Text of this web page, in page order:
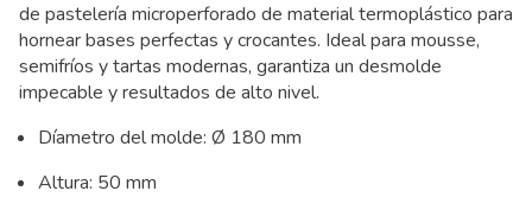
de pastelería microperforado de material termoplástico para
hornear bases perfectas y crocantes. Ideal para mousse,
semifríos y tartas modernas, garantiza un desmolde
impecable y resultados de alto nivel.
Díametro del molde: Ø 180 mm
Altura: 50 mm